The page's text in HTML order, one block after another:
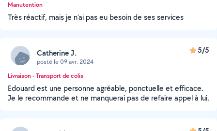
Manutention
Très réactif, mais je n’ai pas eu besoin de ses services
Catherine J.
posté le 09 avr. 2024
5/5
Livraison - Transport de colis
Edouard est une personne agréable, ponctuelle et efficace.
Je le recommande et ne manquerai pas de refaire appel à lui.